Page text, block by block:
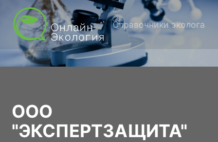
Справочники эколога
ООО
"ЭКСПЕРТЗАЩИТА"